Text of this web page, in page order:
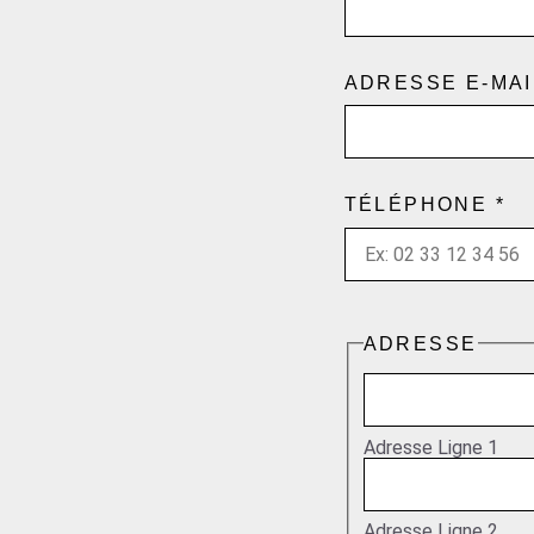
ADRESSE E-
TÉLÉPHONE *
ADRESSE
Adresse Ligne 1